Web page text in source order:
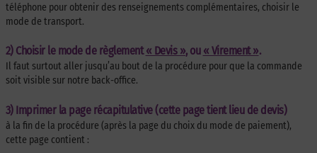
téléphone pour obtenir des renseignements complémentaires, choisir le
mode de transport.
2) Choisir le mode de règlement« Devis », ou « Virement ».
Il faut surtout aller jusqu’au bout de la procédure pour que la commande
soit visible sur notre back-office.
3) Imprimer la page récapitulative (cette page tient lieu de devis)
à la fin de la procédure (après la page du choix du mode de paiement),
cette page contient :